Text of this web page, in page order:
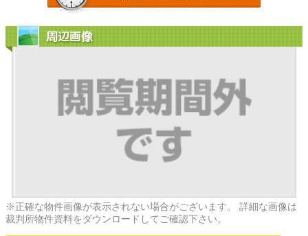
周辺画像
※正確な物件画像が表示されない場合がございます。 詳細な画像は
裁判所物件資料をダウンロードしてご確認下さい。